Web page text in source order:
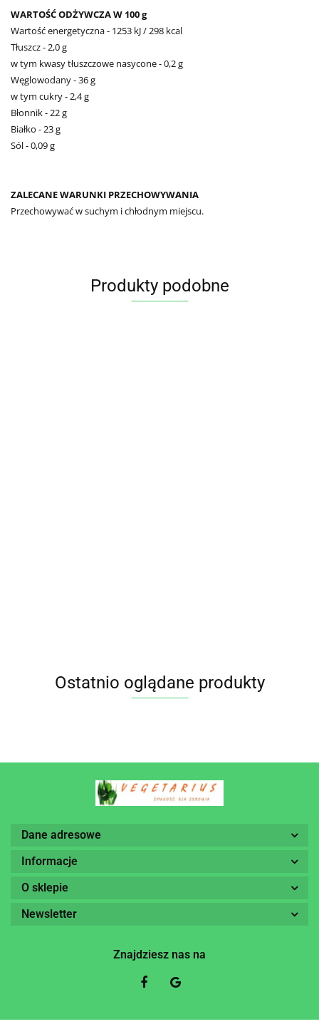
WARTOŚĆ ODŻYWCZA W 100 g
Wartość energetyczna - 1253 kJ / 298 kcal
Tłuszcz - 2,0 g
w tym kwasy tłuszczowe nasycone - 0,2 g
Węglowodany - 36 g
w tym cukry - 2,4 g
Błonnik - 22 g
Białko - 23 g
Sól - 0,09 g
ZALECANE WARUNKI PRZECHOWYWANIA
Przechowywać w suchym i chłodnym miejscu.
Produkty podobne
Ostatnio oglądane produkty
Dane adresowe
Informacje
O sklepie
Newsletter
Znajdziesz nas na